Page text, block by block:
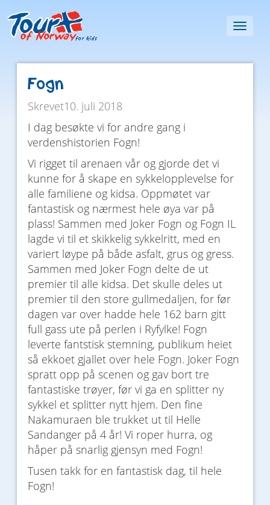
Toggle
Fogn
Skrevet10. juli 2018
I dag besøkte vi for andre gang i
verdenshistorien Fogn!
Vi rigget til arenaen vår og gjorde det vi
kunne for å skape en sykkelopplevelse for
alle familiene og kidsa. Oppmøtet var
fantastisk og nærmest hele øya var på
plass! Sammen med Joker Fogn og Fogn IL
lagde vi til et skikkelig sykkelritt, med en
variert løype på både asfalt, grus og gress.
Sammen med Joker Fogn delte de ut
premier til alle kidsa. Det skulle deles ut
premier til den store gullmedaljen, for før
dagen var over hadde hele 162 barn gitt
full gass ute på perlen i Ryfylke! Fogn
leverte fantstisk stemning, publikum heiet
så ekkoet gjallet over hele Fogn. Joker Fogn
spratt opp på scenen og gav bort tre
fantastiske trøyer, før vi ga en splitter ny
sykkel et splitter nytt hjem. Den fine
Nakamuraen ble trukket ut til Helle
Sandanger på 4 år! Vi roper hurra, og
håper på snarlig gjensyn med Fogn!
Tusen takk for en fantastisk dag, til hele
Fogn!